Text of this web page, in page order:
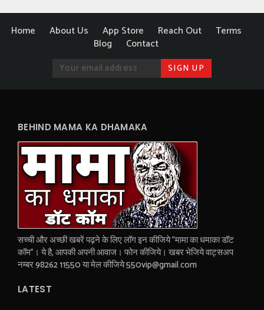
Home About Us App Store Reach Out
Terms
Blog
Contact
BEHIND MAMA KA DHAMAKA
सच्ची और अच्छी खबरें पढ़ने के लिए लॉग इन कीजिये "मामा का धमाका डॉट
कॉम"। ये है, आपकी अपनी आवाज। फोन कीजिये। खबर भेजिये वाट्सअप
नम्बर 98262 11550 या मेल कीजिये 550vip@gmail.com
LATEST